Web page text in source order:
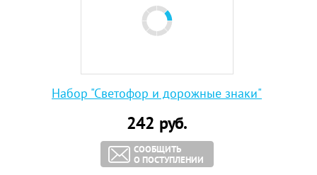
Набор "Светофор и дорожные знаки"
242 руб.
СООБЩИТЬ
О ПОСТУПЛЕНИИ